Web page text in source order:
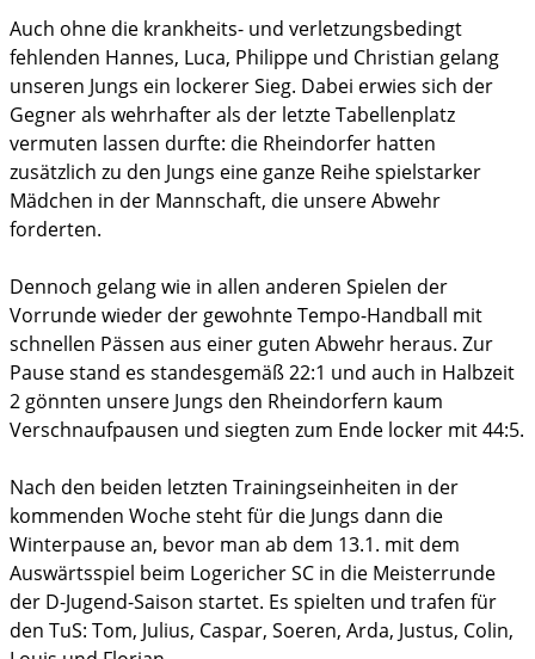
Auch ohne die krankheits- und verletzungsbedingt
fehlenden Hannes, Luca, Philippe und Christian gelang
unseren Jungs ein lockerer Sieg. Dabei erwies sich der
Gegner als wehrhafter als der letzte Tabellenplatz
vermuten lassen durfte: die Rheindorfer hatten
zusätzlich zu den Jungs eine ganze Reihe spielstarker
Mädchen in der Mannschaft, die unsere Abwehr
forderten.
Dennoch gelang wie in allen anderen Spielen der
Vorrunde wieder der gewohnte Tempo-Handball mit
schnellen Pässen aus einer guten Abwehr heraus. Zur
Pause stand es standesgemäß 22:1 und auch in Halbzeit
2 gönnten unsere Jungs den Rheindorfern kaum
Verschnaufpausen und siegten zum Ende locker mit 44:5.
Nach den beiden letzten Trainingseinheiten in der
kommenden Woche steht für die Jungs dann die
Winterpause an, bevor man ab dem 13.1. mit dem
Auswärtsspiel beim Logericher SC in die Meisterrunde
der D-Jugend-Saison startet. Es spielten und trafen für
den TuS: Tom, Julius, Caspar, Soeren, Arda, Justus, Colin,